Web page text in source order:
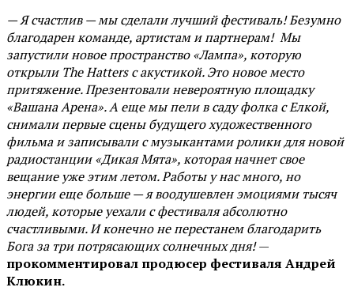
— Я счастлив — мы сделали лучший фестиваль! Безумно
благодарен команде, артистам и партнерам! Мы
запустили новое пространство «Лампа», которую
открыли The Hatters с акустикой. Это новое место
притяжение. Презентовали невероятную площадку
«Вашана Арена». А еще мы пели в саду фолка с Елкой,
снимали первые сцены будущего художественного
фильма и записывали с музыкантами ролики для новой
радиостанции «Дикая Мята», которая начнет свое
вещание уже этим летом. Работы у нас много, но
энергии еще больше — я воодушевлен эмоциями тысяч
людей, которые уехали с фестиваля абсолютно
счастливыми. И конечно не перестанем благодарить
Бога за три потрясающих солнечных дня!—
прокомментировал продюсер фестиваля Андрей
Клюкин.